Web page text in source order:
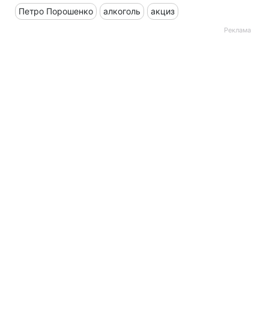
Петро Порошенко алкоголь акциз